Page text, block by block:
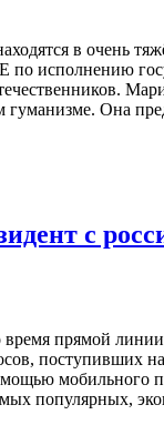
в
исполнению
Она
с
прямой
популярных,